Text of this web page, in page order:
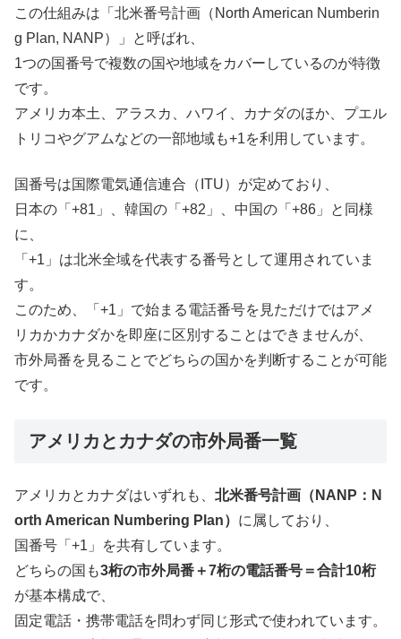
この仕組みは「北米番号計画（North American Numberin
g Plan, NANP）」と呼ばれ、
1つの国番号で複数の国や地域をカバーしているのが特徴
です。
アメリカ本土、アラスカ、ハワイ、カナダのほか、プエル
トリコやグアムなどの一部地域も+1を利用しています。
国番号は国際電気通信連合（ITU）が定めており、
日本の「+81」、韓国の「+82」、中国の「+86」と同様
に、
「+1」は北米全域を代表する番号として運用されていま
す。
このため、「+1」で始まる電話番号を見ただけではアメ
リカかカナダかを即座に区別することはできませんが、
市外局番を見ることでどちらの国かを判断することが可能
です。
アメリカとカナダの市外局番一覧
アメリカとカナダはいずれも、 北米番号計画（NANP：N
orth American Numbering Plan） に属しており、
国番号「+1」を共有しています。
どちらの国も3桁の市外局番＋7桁の電話番号＝合計10桁
が基本構成で、
固定電話・携帯電話を問わず同じ形式で使われています。